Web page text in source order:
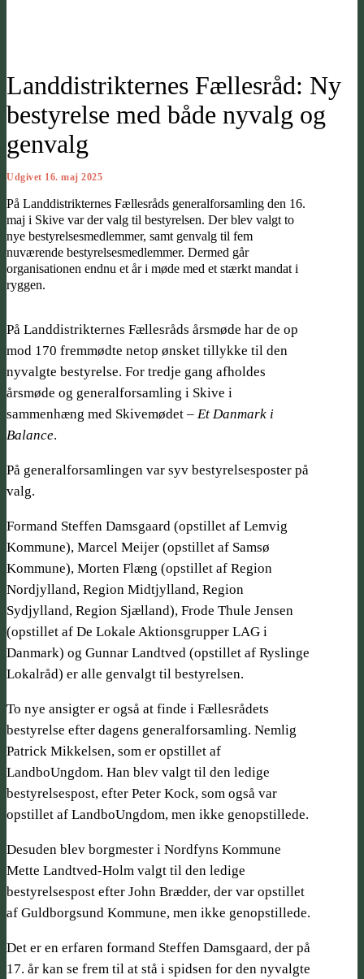
Landdistrikternes Fællesråd: Ny
bestyrelse med både nyvalg og
genvalg
Udgivet 16. maj 2025
På Landdistrikternes Fællesråds generalforsamling den 16.
maj i Skive var der valg til bestyrelsen. Der blev valgt to
nye bestyrelsesmedlemmer, samt genvalg til fem
nuværende bestyrelsesmedlemmer. Dermed går
organisationen endnu et år i møde med et stærkt mandat i
ryggen.
På Landdistrikternes Fællesråds årsmøde har de op
mod 170 fremmødte netop ønsket tillykke til den
nyvalgte bestyrelse. For tredje gang afholdes
årsmøde og generalforsamling i Skive i
sammenhæng med Skivemødet – Et Danmark i
Balance.
På generalforsamlingen var syv bestyrelsesposter på
valg.
Formand Steffen Damsgaard (opstillet af Lemvig
Kommune), Marcel Meijer (opstillet af Samsø
Kommune), Morten Flæng (opstillet af Region
Nordjylland, Region Midtjylland, Region
Sydjylland, Region Sjælland), Frode Thule Jensen
(opstillet af De Lokale Aktionsgrupper LAG i
Danmark) og Gunnar Landtved (opstillet af Ryslinge
Lokalråd) er alle genvalgt til bestyrelsen.
To nye ansigter er også at finde i Fællesrådets
bestyrelse efter dagens generalforsamling. Nemlig
Patrick Mikkelsen, som er opstillet af
LandboUngdom. Han blev valgt til den ledige
bestyrelsespost, efter Peter Kock, som også var
opstillet af LandboUngdom, men ikke genopstillede.
Desuden blev borgmester i Nordfyns Kommune
Mette Landtved-Holm valgt til den ledige
bestyrelsespost efter John Brædder, der var opstillet
af Guldborgsund Kommune, men ikke genopstillede.
Det er en erfaren formand Steffen Damsgaard, der på
17. år kan se frem til at stå i spidsen for den nyvalgte